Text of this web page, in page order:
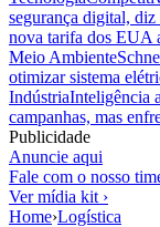
segurança digital,
nova tarifa dos EUA
Meio Ambiente
otimizar sistema
IndústriaInteligência
campanhas, mas
Publicidade
Anuncie aqui
Fale com o nosso
Ver mídia kit ›
Home›Logística